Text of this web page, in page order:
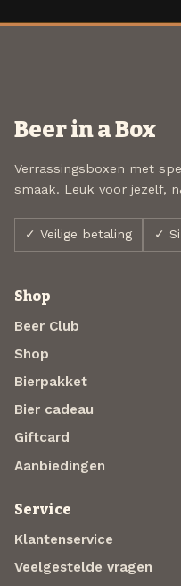
Beer in a Box
Verrassingsboxen met
smaak. Leuk voor jezelf,
✓ Veilige betaling ✓
Shop
Beer Club
Shop
Bierpakket
Bier cadeau
Giftcard
Aanbiedingen
Service
Klantenservice
Veelgestelde vragen